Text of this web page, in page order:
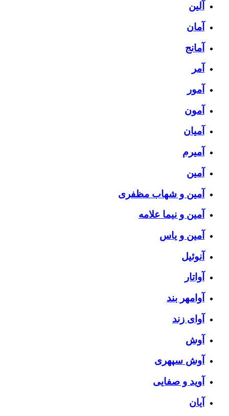
آلین
آمان
آمانج
آمر
آمور
آمون
آمیان
آمیرم
آمین
آمین و شهاب مظفری
آمین و نیما علامه
آمین و یاس
آنوئیل
آواتار
آوامهر بند
آوای زند
آوش
آوش سپهری
آوید و صفایی
آیان